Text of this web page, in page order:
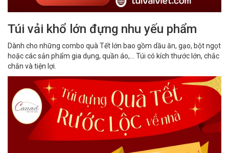
Túi vải khổ lớn đựng nhu yếu phẩm
Dành cho những combo quà Tết lớn bao gồm dầu ăn, gạo, bột ngọt
hoặc các sản phẩm gia dụng, quần áo,... Túi có kích thước lớn, chắc
chắn và tiện lợi.